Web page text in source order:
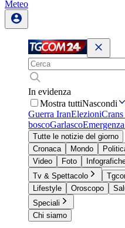
Meteo
In evidenza
Mostra tuttiNascondi
Guerra IranElezioni
boscoGarlasco
Tutte le notizie del giorno
Cronaca
Mondo
Video
Foto
Tv & Spettacolo
Lifestyle
Oroscopo
Speciali
Chi siamo